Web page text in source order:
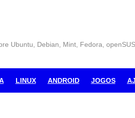
Ubuntu, Debian, Mint, Fedora,
LINUX ANDROID JOGOS